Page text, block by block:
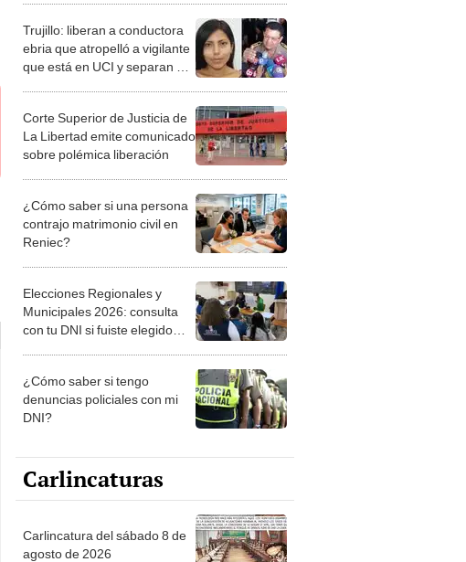
Trujillo: liberan a conductora
ebria que atropelló a vigilante
que está en UCI y separan a
Corte Superior de Justicia de
La Libertad emite comunicado
sobre polémica liberación
¿Cómo saber si una persona
contrajo matrimonio civil en
Reniec?
Elecciones Regionales y
Municipales 2026: consulta
con tu DNI si fuiste elegido
la ONPE
¿Cómo saber si tengo
denuncias policiales con mi
DNI?
Carlincaturas
Carlincatura del sábado 8 de
agosto de 2026